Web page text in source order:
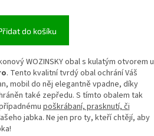
do košíku
WOZINSKY obal s kulatým otvorem u
. Tento kvalitní tvrdý obal ochrání Váš
mobil do něj elegantně vpadne, díky
také zepředu. S tímto obalem tak
poškrábaní, prasknutí, či
jabka. Ne jen pro ty, kteří chtějí, aby